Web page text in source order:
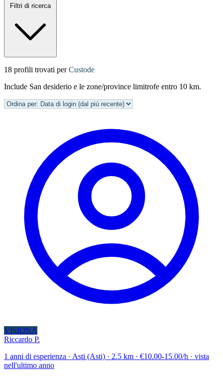
Filtri di ricerca
18 profili trovati perCustode
Include San desiderio e le zone/province limitrofe entro 10 km.
VISIONA
Riccardo P.
1 anni di esperienza · Asti (Asti) · 2.5 km · €10.00-15.00/h · vista
nell'ultimo anno